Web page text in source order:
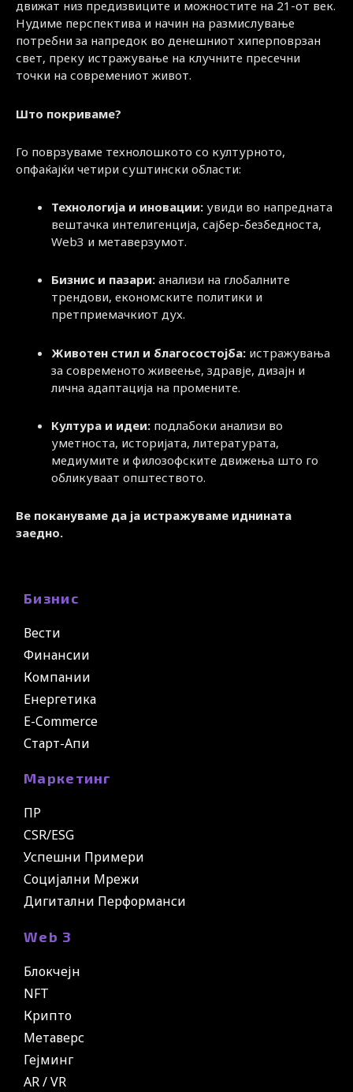
движат низ предизвиците и можностите на 21-от век.
Нудиме перспектива и начин на размислување
потребни за напредок во денешниот хиперповрзан
свет, преку истражување на клучните пресечни
точки на современиот живот.
Што покриваме?
Го поврзуваме технолошкото со културното,
опфаќајќи четири суштински области:
Технологија и иновации: увиди во напредната
вештачка интелигенција, сајбер-безбедноста,
Web3 и метаверзумот.
Бизнис и пазари: анализи на глобалните
трендови, економските политики и
претприемачкиот дух.
Животен стил и благосостојба: истражувања
за современото живеење, здравје, дизајн и
лична адаптација на промените.
Култура и идеи: подлабоки анализи во
уметноста, историјата, литературата,
медиумите и филозофските движења што го
обликуваат општеството.
Ве покануваме да ја истражуваме иднината
заедно.
Бизнис
Вести
Финансии
Компании
Енергетика
E-Commerce
Старт-Апи
Маркетинг
ПР
CSR/ESG
Успешни Примери
Социјални Мрежи
Дигитални Перформанси
Web 3
Блокчејн
NFT
Крипто
Метаверс
Гејминг
AR / VR